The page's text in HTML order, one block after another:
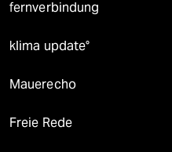
fernverbindung
klima update°
Mauerecho
Freie Rede